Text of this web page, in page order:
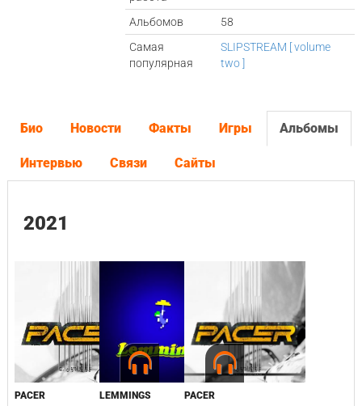
Альбомов
58
Самая
популярная
SLIPSTREAM [ volume
two ]
Био Новости Факты Игры Альбомы
Интервью Связи Сайты
2021
PACER LEMMINGS PACER